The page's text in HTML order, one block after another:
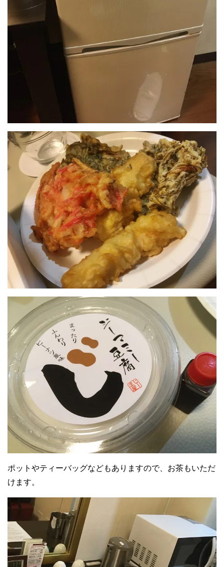
ポットやティーバッグなどもありますので、お茶もいただ
けます。